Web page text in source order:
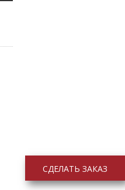
СДЕЛАТЬ ЗАКАЗ